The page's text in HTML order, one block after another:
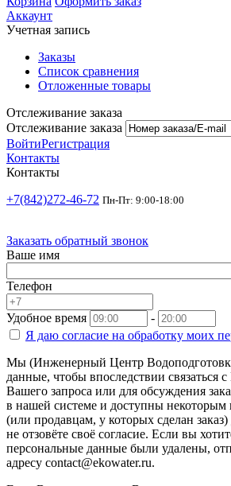
Аккаунт
Учетная запись
Заказы
Список сравнения
Отложенные товары
Отслеживание заказа
Отслеживание заказа
ВойтиРегистрация
Контакты
Контакты
+7(842)272-46-72 Пн-Пт: 9:00-18:00
Заказать обратный звонок
Ваше имя
Телефон
Удобное время
-
Я даю согласие на обработку моих
Мы (Инженерный Центр
данные, чтобы впоследствии связаться
Вашего запроса или для обсуждения
в нашей системе и доступны
(или продавцам, у которых сделан
не отзовёте своё согласие. Если вы
персональные данные были удалены,
адресу contact@ekowater.ru.